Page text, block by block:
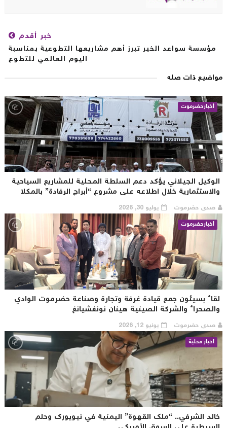
خبر أقدم
مؤسسة سواعد الخير تبرز أهم مشاريعها التطوعية بمناسبة
اليوم العالمي للتطوع
ذات صله
أخبارحضرموت
الجيلاني يؤكد دعم السلطة المحلية للمشاريع السياحية
خلال اطلاعه على مشروع “أبراج الرفادة” بالمكلا
صدى حضرموت
يوليو 30, 2026
أخبارحضرموت
بسيئون جمع قيادة غرفة وتجارة وصناعة حضرموت الوادي
والشركة الصينية هينان نونغشيانغ
صدى حضرموت
يونيو 12, 2026
أخبار محلية
الشرفي.. “ملك القهوة” اليمنية في نيويورك وحلم